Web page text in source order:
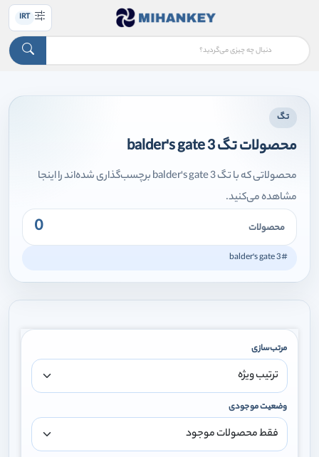
IRT
تگ
محصولات تگ balder's gate 3
محصولاتی که با تگ balder's gate 3 برچسب‌گذاری شده‌اند را اینجا
مشاهده می‌کنید.
محصولات 0
#balder's gate 3
مرتب‌سازی
وضعیت موجودی